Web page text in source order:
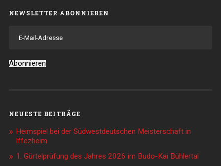
NEWSLETTER ABONNIEREN
Mail-
Abonnieren
NEUESTE BEITRÄGE
Heimspiel bei der Südwestdeutschen Meisterschaft in
Iffezheim
1. Gürtelprüfung des Jahres 2026 im Budo-Kai Bühlertal